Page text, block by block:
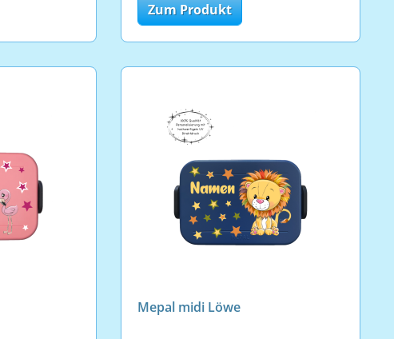
Zum Produkt
Mepal midi Löwe